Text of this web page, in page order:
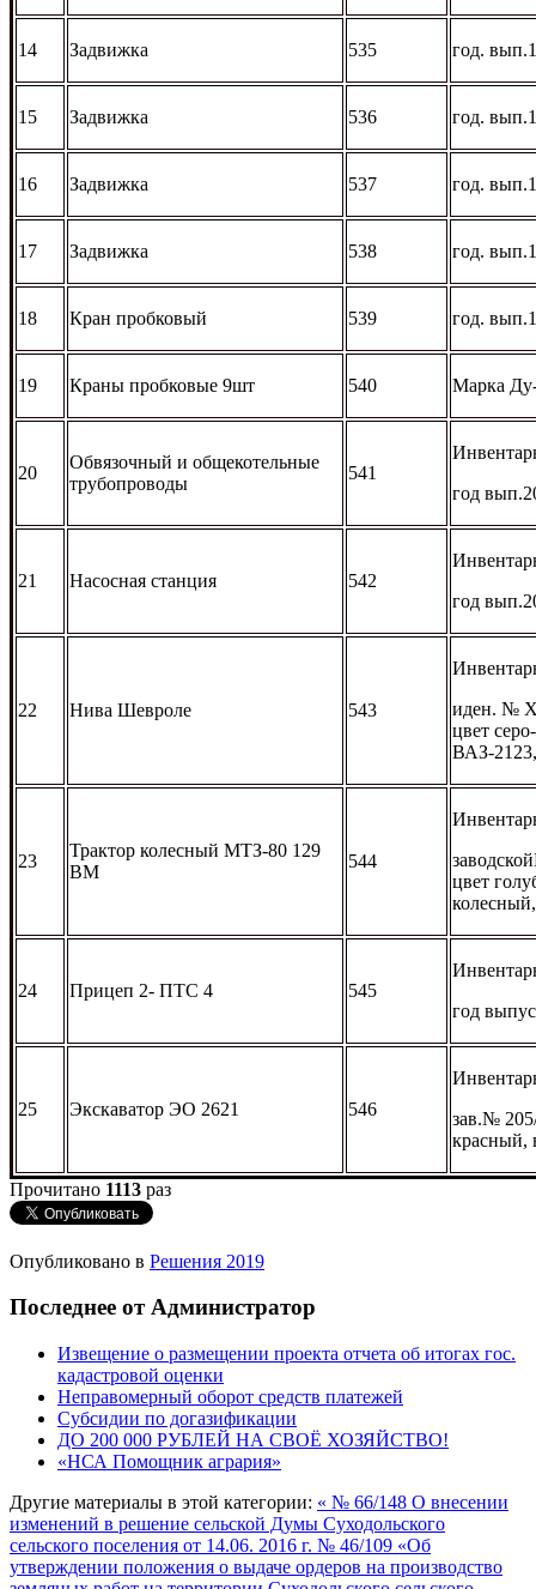
14 Задвижка 535 год.
15 Задвижка 536 год.
16 Задвижка 537 год.
17 Задвижка 538 год.
18 Кран пробковый 539 год.
19 Краны пробковые 9шт 540 Марка
20
Обвязочный и общекотельные
трубопроводы
541
год
21 Насосная станция 542
год
22 Нива Шевроле 543
иден. №
цвет
ВАЗ-2123,
23
Трактор колесный МТЗ-80 129
ВМ
544
цвет
24 Прицеп 2- ПТС 4 545
год
25 Экскаватор ЭО 2621 546
зав.№
красный,
Прочитано 1113 раз
Опубликовано в Решения 2019
Последнее от Администратор
Извещение о размещении проекта отчета об итогах гос.
кадастровой оценки
Неправомерный оборот средств платежей
Субсидии по догазификации
ДО 200 000 РУБЛЕЙ НА СВОЁ ХОЗЯЙСТВО!
«НСА Помощник агрария»
Другие материалы в этой категории: « № 66/148 О внесении
изменений в решение сельской Думы Суходольского
сельского поселения от 14.06. 2016 г. № 46/109 «Об
утверждении положения о выдаче ордеров на производство